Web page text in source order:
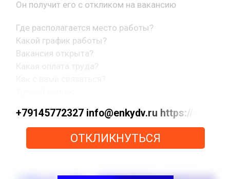
Он получит его с откликом на вакансию
Где располагается место работы?
Какой график работы?
Вакансия открыта?
Какая оплата труда?
+79145772327 info@enkydv.ru https://
ОТКЛИКНУТЬСЯ